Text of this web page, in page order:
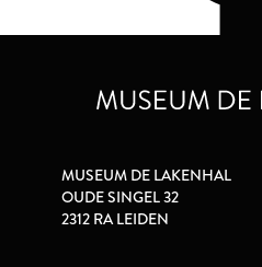
MUSEUM DE LAKENHAL
OUDE SINGEL 32
2312 RA LEIDEN